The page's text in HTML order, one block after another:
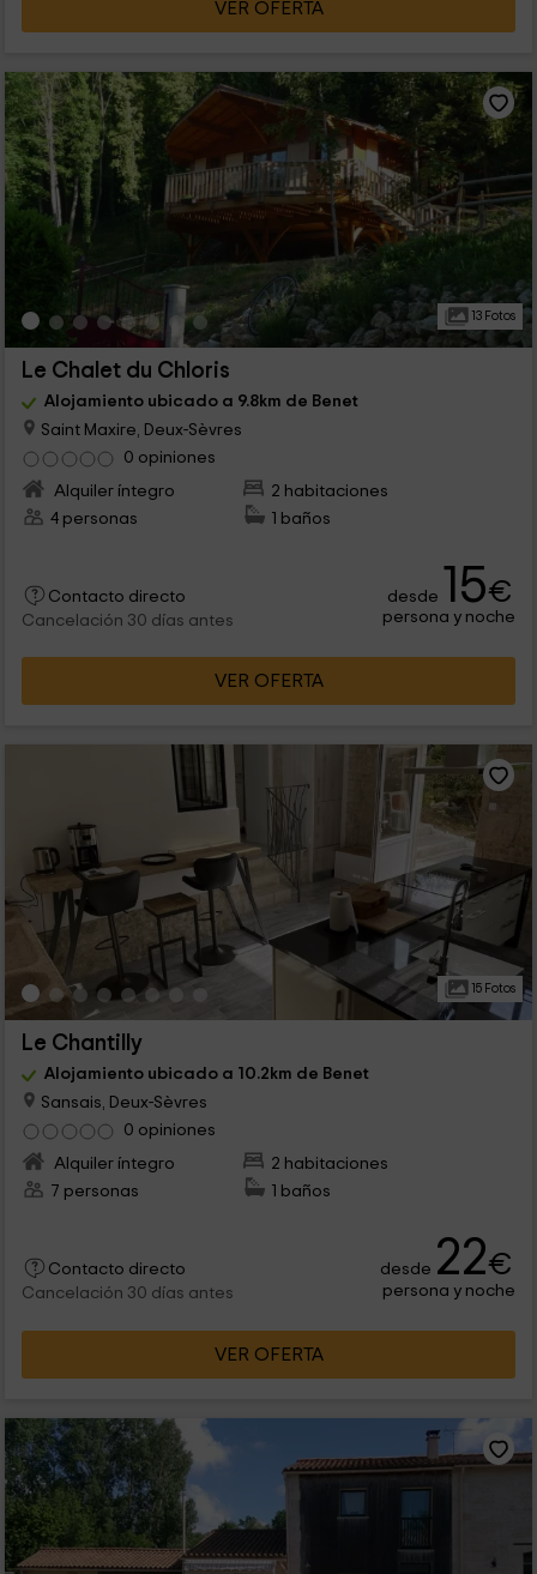
VER OFERTA
13 Fotos
Le Chalet du Chloris
Alojamiento ubicado a 9.8km de Benet
Saint Maxire, Deux-Sèvres
0 opiniones
Alquiler íntegro
2 habitaciones
4 personas
1 baños
Contacto directo
Cancelación 30 días antes
desde 15€
persona y noche
VER OFERTA
15 Fotos
Le Chantilly
Alojamiento ubicado a 10.2km de Benet
Sansais, Deux-Sèvres
0 opiniones
Alquiler íntegro
2 habitaciones
7 personas
1 baños
Contacto directo
Cancelación 30 días antes
desde 22€
persona y noche
VER OFERTA